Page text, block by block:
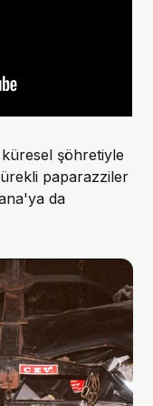
şöhretiyle
paparazziler
da